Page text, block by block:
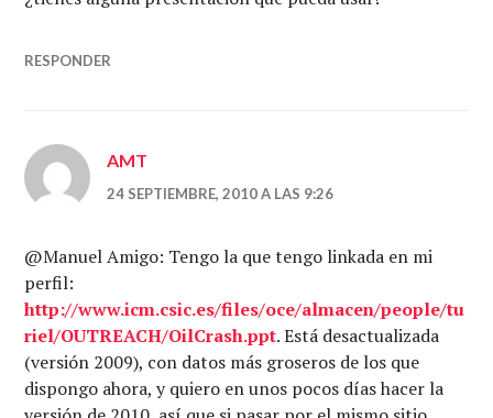
RESPONDER
AMT
24 SEPTIEMBRE, 2010 A LAS 9:26
@Manuel Amigo: Tengo la que tengo linkada en mi
perfil:
http://www.icm.csic.es/files/oce/almacen/people/tu
riel/OUTREACH/OilCrash.ppt. Está desactualizada
(versión 2009), con datos más groseros de los que
dispongo ahora, y quiero en unos pocos días hacer la